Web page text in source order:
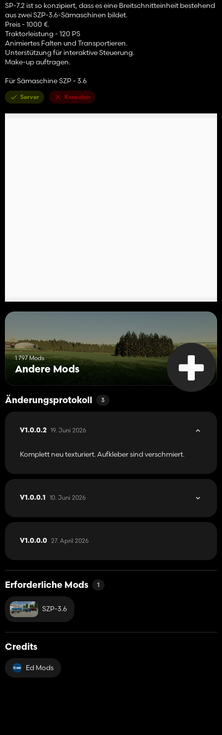
SP-7.2 ist so konzipiert, dass es eine Breitschnitteinheit bestehend
aus zwei SZP-3.6-Sämaschinen bildet.
Preis - 1000 €.
Traktorleistung - 120 PS
Animiertes Falten und Transportieren.
Unterstützung für interaktive Steuerung.
Make-up auftragen.
Für Sämaschine SZP - 3.6
Server Konsolen
1 797 Mods
Andere Mods
Änderungsprotokoll 3
V1.0.0.2 19. Juni 2026
Komplett neu texturiert. Aufkleber sind verschmiert.
V1.0.0.1 10. Juni 2026
V1.0.0.0 27. April 2026
Erforderliche Mods 1
SZP-3.6
Credits
Ed Mods